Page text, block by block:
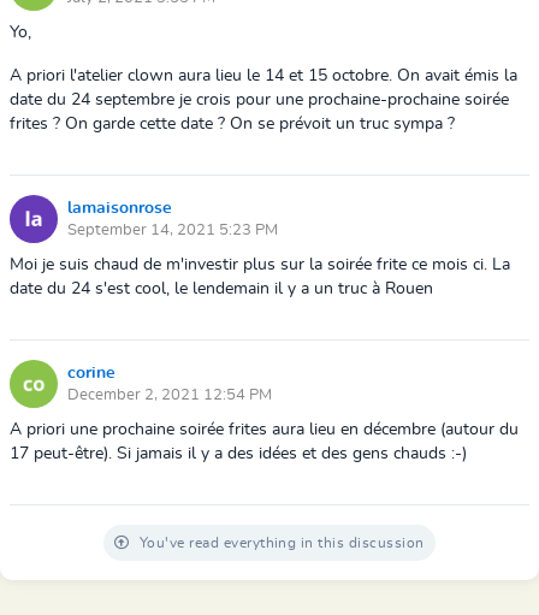
Yo,
A priori l'atelier clown aura lieu le 14 et 15 octobre. On avait émis la
date du 24 septembre je crois pour une prochaine-prochaine soirée
frites ? On garde cette date ? On se prévoit un truc sympa ?
lamaisonrose
September 14, 2021 5:23 PM
Moi je suis chaud de m'investir plus sur la soirée frite ce mois ci. La
date du 24 s'est cool, le lendemain il y a un truc à Rouen
corine
December 2, 2021 12:54 PM
A priori une prochaine soirée frites aura lieu en décembre (autour du
17 peut-être). Si jamais il y a des idées et des gens chauds :-)
You've read everything in this discussion